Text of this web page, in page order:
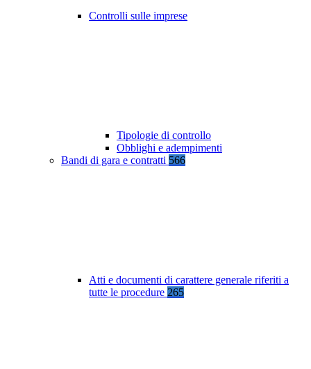
Controlli sulle imprese
Tipologie di controllo
Obblighi e adempimenti
Bandi di gara e contratti 566
Atti e documenti di carattere generale riferiti a
tutte le procedure 265